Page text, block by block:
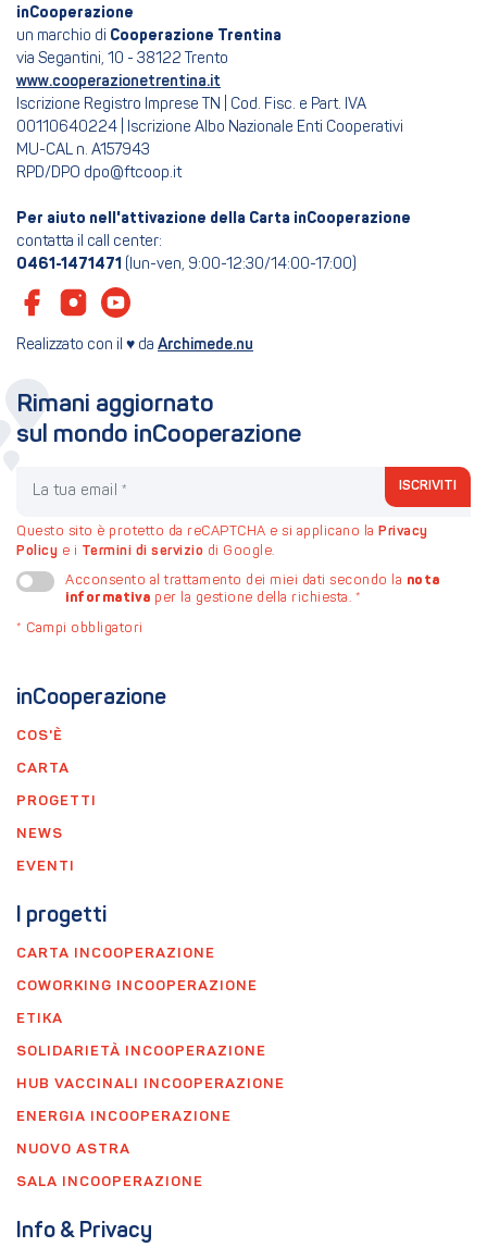
inCooperazione
un marchio di Cooperazione Trentina
via Segantini, 10 - 38122 Trento
www.cooperazionetrentina.it
Iscrizione Registro Imprese TN | Cod. Fisc. e Part. IVA
00110640224 | Iscrizione Albo Nazionale Enti Cooperativi
MU-CAL n. A157943
RPD/DPO dpo@ftcoop.it
Per aiuto nell'attivazione della Carta inCooperazione
contatta il call center:
0461-1471471 (lun-ven, 9:00-12:30/14:00-17:00)
Realizzato con il ♥ da Archimede.nu
inCooperazione
COS'È
CARTA
PROGETTI
NEWS
EVENTI
I progetti
CARTA INCOOPERAZIONE
COWORKING INCOOPERAZIONE
ETIKA
SOLIDARIETÀ INCOOPERAZIONE
HUB VACCINALI INCOOPERAZIONE
ENERGIA INCOOPERAZIONE
NUOVO ASTRA
SALA INCOOPERAZIONE
Info & Privacy
Rimani aggiornato
sul mondo inCooperazione
ISCRIVITI
Questo sito è protetto da reCAPTCHA e si applicano la Privacy
Policy e i Termini di servizio di Google.
Acconsento al trattamento dei miei dati secondo la nota
informativa per la gestione della richiesta. *
* Campi obbligatori